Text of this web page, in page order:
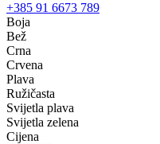
+385 91 6673 789
Boja
Bež
Crna
Crvena
Plava
Ružičasta
Svijetla plava
Svijetla zelena
Cijena